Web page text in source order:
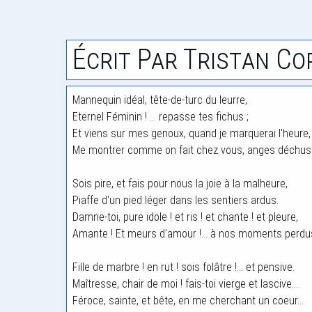
Écrit Par Tristan
Mannequin idéal, tête-de-turc du leurre,
Eternel Féminin ! ... repasse tes fichus ;
Et viens sur mes genoux, quand je marquerai l'heure,
Me montrer comme on fait chez vous, anges déchus.
Sois pire, et fais pour nous la joie à la malheure,
Piaffe d'un pied léger dans les sentiers ardus.
Damne-toi, pure idole ! et ris ! et chante ! et pleure,
Amante ! Et meurs d'amour !... à nos moments
Fille de marbre ! en rut ! sois folâtre !... et pensive.
Maîtresse, chair de moi ! fais-toi vierge et lascive...
Féroce, sainte, et bête, en me cherchant un coeur...